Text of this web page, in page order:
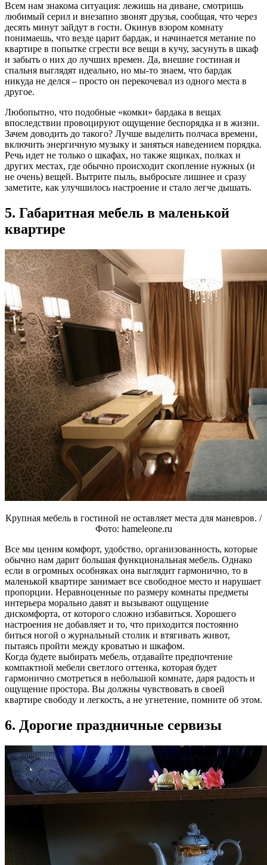
Всем нам знакома ситуация: лежишь на диване, смотришь
любимый серил и внезапно звонят друзья, сообщая, что через
десять минут зайдут в гости. Окинув взором комнату
понимаешь, что везде царит бардак, и начинается метание по
квартире в попытке сгрести все вещи в кучу, засунуть в шкаф
и забыть о них до лучших времен. Да, внешне гостиная и
спальня выглядят идеально, но мы-то знаем, что бардак
никуда не делся – просто он перекочевал из одного места в
другое.
Любопытно, что подобные «комки» бардака в вещах
впоследствии провоцируют ощущение беспорядка и в жизни.
Зачем доводить до такого? Лучше выделить полчаса времени,
включить энергичную музыку и заняться наведением порядка.
Речь идет не только о шкафах, но также ящиках, полках и
других местах, где обычно происходит скопление нужных (и
не очень) вещей. Вытрите пыль, выбросьте лишнее и сразу
заметите, как улучшилось настроение и стало легче дышать.
5. Габаритная мебель в маленькой
квартире
Крупная мебель в гостиной не оставляет места для маневров. /
Фото: hameleone.ru
Все мы ценим комфорт, удобство, организованность, которые
обычно нам дарит большая функциональная мебель. Однако
если в огромных особняках она выглядит гармонично, то в
маленькой квартире занимает все свободное место и нарушает
пропорции. Неравноценные по размеру комнаты предметы
интерьера морально давят и вызывают ощущение
дискомфорта, от которого сложно избавиться. Хорошего
настроения не добавляет и то, что приходится постоянно
биться ногой о журнальный столик и втягивать живот,
пытаясь пройти между кроватью и шкафом.
Когда будете выбирать мебель, отдавайте предпочтение
компактной мебели светлого оттенка, которая будет
гармонично смотреться в небольшой комнате, даря радость и
ощущение простора. Вы должны чувствовать в своей
квартире свободу и легкость, а не угнетение, помните об этом.
6. Дорогие праздничные сервизы